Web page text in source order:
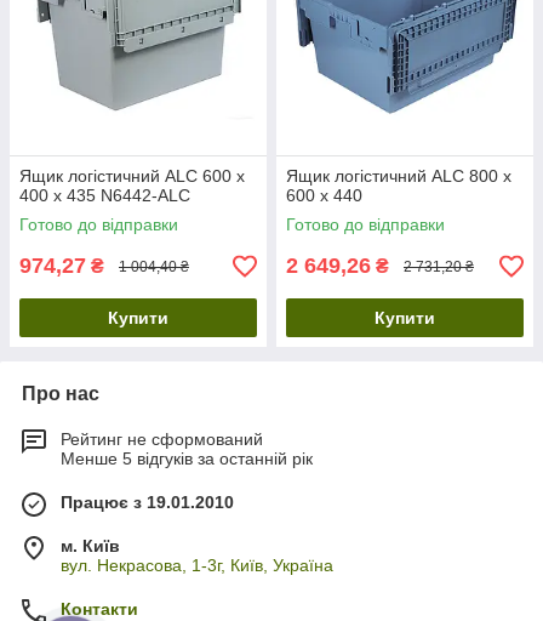
Ящик логістичний ALC 600 х
400 х 435 N6442-ALC
Готово до відправки
974,27 ₴ 1 004,40 ₴
Купити
Ящик логістичний ALC 800 х
600 х 440
Готово до відправки
2 649,26 ₴ 2 731,20 ₴
Купити
Про нас
Рейтинг не сформований
Менше 5 відгуків за останній рік
Працює з 19.01.2010
м. Київ
вул. Некрасова, 1-3г, Київ, Україна
Контакти